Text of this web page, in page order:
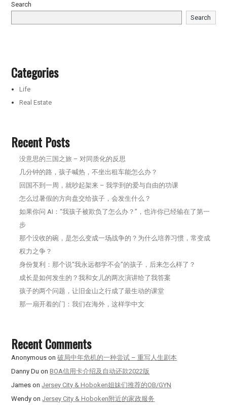
Search
Search
Categories
Life
Real Estate
Recent Posts
没意思的三国之旅 – 对同质化的反思
几分钟的路，孩子喊热，不坐出租车能怎么办？
回国不到一周，就吵起架来 – 我学到的爱与自由的功课
怎么过暑假的方向盘交给孩子，会发生什么？
如果你问 AI：“我孩子被欺负了怎么办？”，也许你已经输在了第一
步
那个没收的碗，是怎么变成一场战争的？为什么培养习惯，常变成
权力之争？
身份复利：那个说“我永远都学不会”的孩子，后来怎么样了？
成长是如何发生的？我和女儿的两次演讲给了我答案
孩子的两个问题，让旧金山之行成了最生动的课堂
那一扇开着的门：我们在海外，这样学中文
Recent Comments
Anonymous on破局中年危机的一种尝试 – 重写人生剧本
Danny Du onBOA信用卡介绍及自动还款2022版
James onJersey City & Hoboken姐妹们推荐的OB/GYN
Wendy onJersey City & Hoboken附近的家政服务